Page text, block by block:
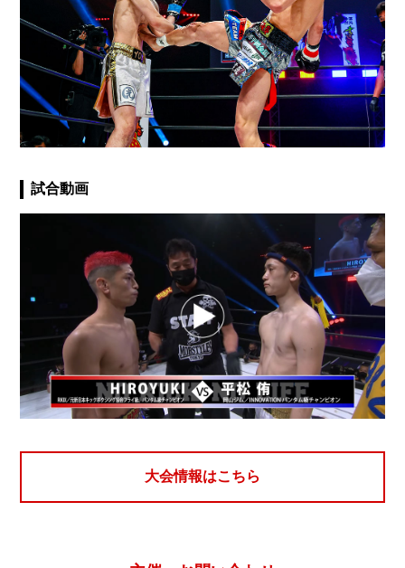
試合動画
大会情報はこちら